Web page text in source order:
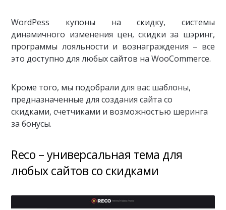
WordPess купоны на скидку, системы
динамичного изменения цен, скидки за шэринг,
программы лояльности и вознаграждения – все
это доступно для любых сайтов на WooCommerce.
Кроме того, мы подобрали для вас шаблоны,
предназначенные для создания сайта со
скидками, счетчиками и возможностью шеринга
за бонусы.
Reco – универсальная тема для
любых сайтов со скидками